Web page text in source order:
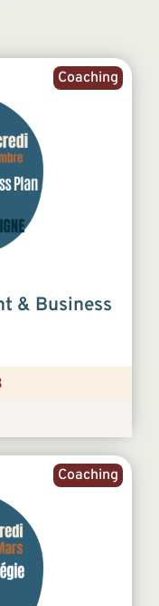
Coaching
& Business
Coaching